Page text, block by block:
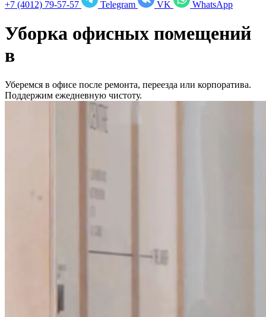
+7 (4012) 79-57-57 Telegram VK WhatsApp
Уборка офисных помещений
в
Уберемся в офисе после ремонта, переезда или корпоратива.
Поддержим ежедневную чистоту.